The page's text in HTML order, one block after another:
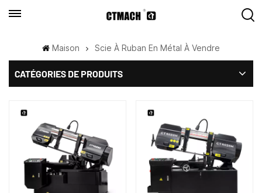
Maison Scie À Ruban En Métal À Vendre
CATÉGORIES DE PRODUITS